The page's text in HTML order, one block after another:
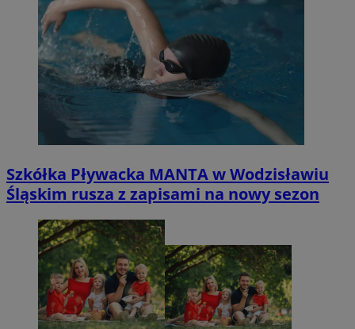
Szkółka Pływacka MANTA w Wodzisławiu
Śląskim rusza z zapisami na nowy sezon